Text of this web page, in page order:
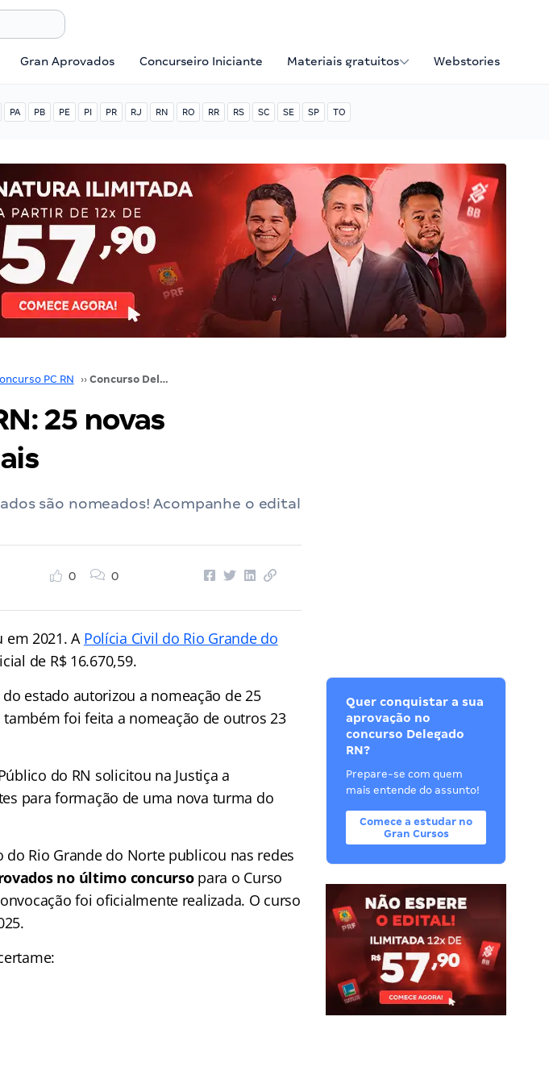
Gran Aprovados Concurseiro Iniciante Materiais gratuitos Webstories
PA PB PE PI PR RJ RN RO RR RS SC SE SP TO
PC RN ›› Concurso Delegado RN: 25 novas nomeações! Saiba mais
25 novas
são nomeados! Acompanhe o edital
0 0
em 2021. A Polícia Civil do Rio Grande do
de R$ 16.670,59.
estado autorizou a nomeação de 25
também foi feita a nomeação de outros 23
do RN solicitou na Justiça a
para formação de uma nova turma do
Rio Grande do Norte publicou nas redes
no último concursopara o Curso
foi oficialmente realizada. O curso
Quer conquistar a sua
aprovação no
concurso Delegado
RN?
Prepare-se com quem
mais entende do assunto!
Comece a estudar no
Gran Cursos